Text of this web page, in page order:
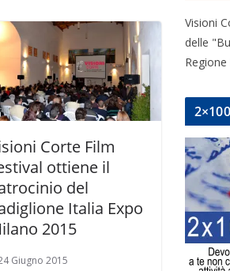
Corte Film
ottiene il
del
Italia Expo
2015
Giugno 2015
Visioni
delle
Regione